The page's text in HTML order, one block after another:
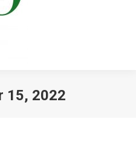
15, 2022